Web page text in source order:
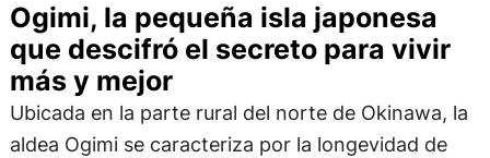
Ogimi, la pequeña isla japonesa
que descifró el secreto para vivir
más y mejor
Ubicada en la parte rural del norte de Okinawa, la
aldea Ogimi se caracteriza por la longevidad de